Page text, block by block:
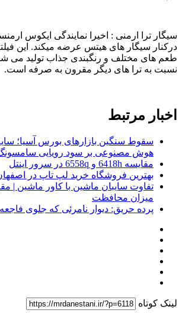
سیگار ترا ارمنی : اخیرا نمایندگی ایکوس
درکنار سیگار های هیتس عرضه میکند. این فیلتر
طعم های مختلف و رنگبندی جذاب تولید می
نسبت به ترا های دیگر مقرون به صرفه است.
اخبار مرتبط
سقوط سنگین بازارهای بورس آسیا؛
هوش مصنوعی بر سود رویایی
مقایسه 6418h و 6558q در سرور اینتل
بهترین فروشگاه خرید لپ تاپ در
تفاوت سایبان ماشین با کاور ماشین |
میزان محافظت
پرده حریق: دیوار نامرئی که جلوی
لینک کوتاه